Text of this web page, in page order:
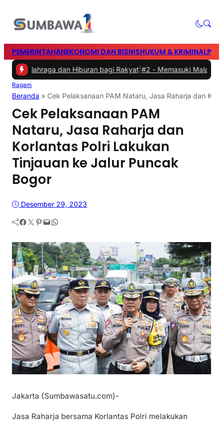
PEMERINTAHANEKONOMI DAN BISNISHUKUM & KRIMINAL
Olahraga dan Hiburan bagi Rakyat|#2 -Memasuki Malam Kedua
Ragam
Beranda » Cek Pelaksanaan PAM Nataru, Jasa Raharja dan
Cek Pelaksanaan PAM
Nataru, Jasa Raharja dan
Korlantas Polri Lakukan
Tinjauan ke Jalur Puncak
Bogor
Desember 29, 2023
Facebook Twitter Pinterest Mail WhatsApp
Jakarta (Sumbawasatu.com)-
Jasa Raharja bersama Korlantas Polri melakukan